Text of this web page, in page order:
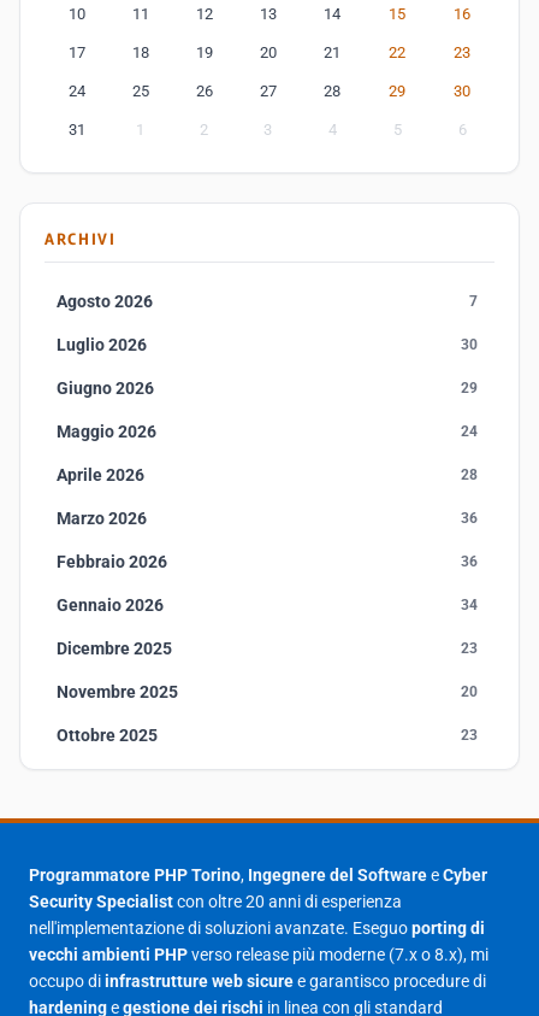
10 11 12 13 14 15 16
17 18 19 20 21 22 23
24 25 26 27 28 29 30
31 1 2 3 4 5 6
ARCHIVI
Agosto 2026 7
Luglio 2026 30
Giugno 2026 29
Maggio 2026 24
Aprile 2026 28
Marzo 2026 36
Febbraio 2026 36
Gennaio 2026 34
Dicembre 2025 23
Novembre 2025 20
Ottobre 2025 23
Agosto 2025 1
23
Giugno 2025
Maggio 2025 27
Aprile 2025
Programmatore PHP Torino, Ingegnere del SoftwareeCyber
Security Specialistcon oltre 20 anni di esperienza
nell'implementazione di soluzioni avanzate. Eseguoporting di
vecchi ambienti PHPverso release più moderne (7.x o 8.x), mi
occupo diinfrastrutture web sicuree garantisco procedure di
hardeningegestione dei rischi in linea con gli standard